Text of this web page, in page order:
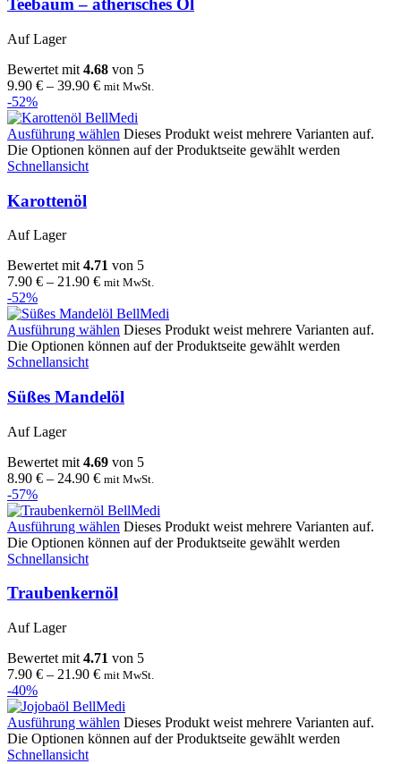
Teebaum – ätherisches Öl
Auf Lager
Bewertet mit 4.68 von 5
9.90 € – 39.90 € mit MwSt.
-52%
Ausführung wählen Dieses Produkt weist mehrere Varianten auf.
Die Optionen können auf der Produktseite gewählt werden
Schnellansicht
Karottenöl
Auf Lager
Bewertet mit 4.71 von 5
7.90 € – 21.90 € mit MwSt.
-52%
Ausführung wählen Dieses Produkt weist mehrere Varianten auf.
Die Optionen können auf der Produktseite gewählt werden
Schnellansicht
Süßes Mandelöl
Auf Lager
Bewertet mit 4.69 von 5
8.90 € – 24.90 € mit MwSt.
-57%
Ausführung wählen Dieses Produkt weist mehrere Varianten auf.
Die Optionen können auf der Produktseite gewählt werden
Schnellansicht
Traubenkernöl
Auf Lager
Bewertet mit 4.71 von 5
7.90 € – 21.90 € mit MwSt.
-40%
Ausführung wählen Dieses Produkt weist mehrere Varianten auf.
Die Optionen können auf der Produktseite gewählt werden
Schnellansicht